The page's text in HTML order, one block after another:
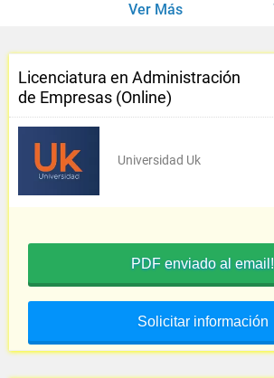
Ver Más
Licenciatura en Administración
de Empresas (Online)
Universidad Uk
PDF enviado al email!
Solicitar información